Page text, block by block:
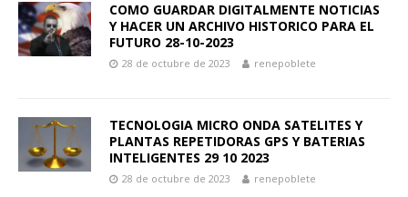
❅
COMO GUARDAR DIGITALMENTE NOTICIAS
Y HACER UN ARCHIVO HISTORICO PARA EL
FUTURO 28-10-2023
28 de octubre de 2023 renepoblete
TECNOLOGIA MICRO ONDA SATELITES Y
PLANTAS REPETIDORAS GPS Y BATERIAS
INTELIGENTES 29 10 2023
28 de octubre de 2023 renepoblete